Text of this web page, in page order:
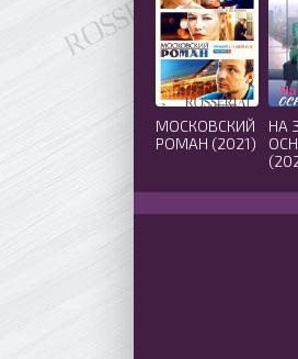
МОСКОВСКИЙ
РОМАН (2021)
НА